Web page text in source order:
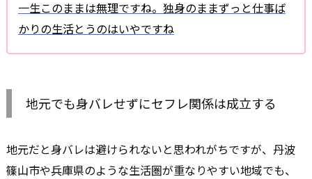
一生このままは無理ですね。独身のままずっと仕事ば
かりの生活とうのはいやですね
地元でも身バレせずにセフレ関係は成立する
地元だと身バレは避けられないと思われがちですが、丹波
篠山市や兵庫県のような生活圏が重なりやすい地域でも、